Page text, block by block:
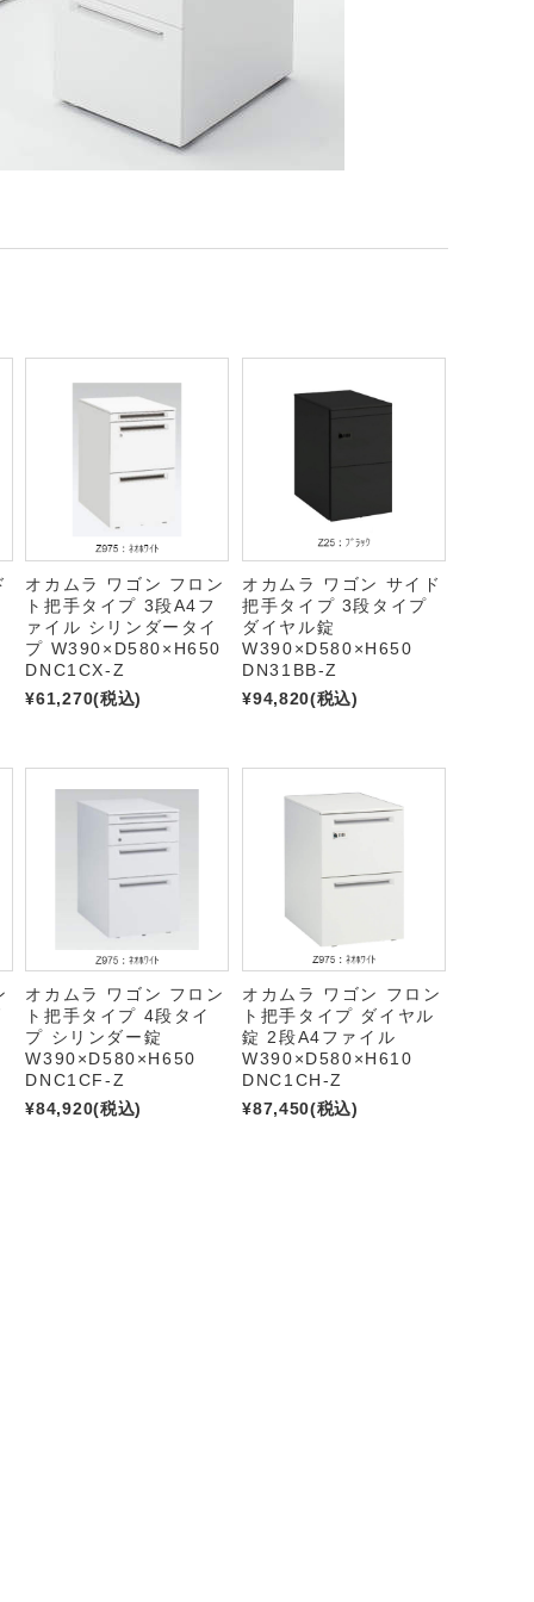
オカムラ ワゴン フロン
ト把手タイプ 3段A4フ
ァイル シリンダータイ
プ W390×D580×H650
DNC1CX-Z
¥61,270(税込)
オカムラ ワゴン サイド
把手タイプ 3段タイプ
ダイヤル錠
W390×D580×H650
DN31BB-Z
¥94,820(税込)
オカムラ ワゴン フロン
ト把手タイプ 4段タイ
プ シリンダー錠
W390×D580×H650
DNC1CF-Z
¥84,920(税込)
オカムラ ワゴン フロン
ト把手タイプ ダイヤル
錠 2段A4ファイル
W390×D580×H610
DNC1CH-Z
¥87,450(税込)